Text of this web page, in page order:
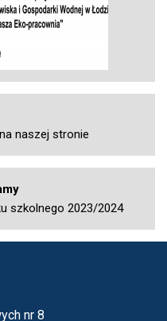
naszej stronie
szkolnego 2023/2024
nr 8